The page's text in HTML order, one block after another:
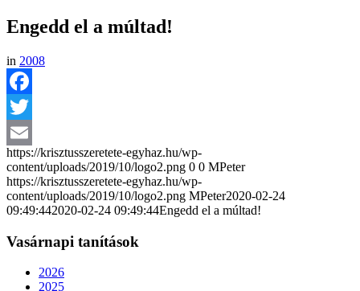
Engedd el a múltad!
in 2008
Facebook
Twitter
Email
https://krisztusszeretete-egyhaz.hu/wp-
content/uploads/2019/10/logo2.png 0 0 MPeter
https://krisztusszeretete-egyhaz.hu/wp-
content/uploads/2019/10/logo2.png MPeter2020-02-24
09:49:442020-02-24 09:49:44Engedd el a múltad!
Vasárnapi tanítások
2026
2025